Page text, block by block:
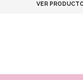
VER